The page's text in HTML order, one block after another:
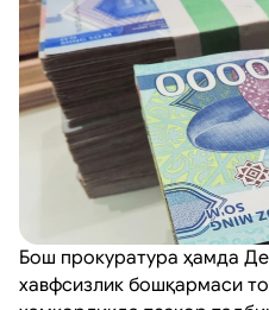
Бош прокуратура ҳамда
хавфсизлик бошқармаси